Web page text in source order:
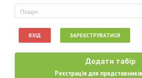
Пошукова форма
Пошук
ВХІД ЗАРЕЄСТРУВАТИСЯ
Додати табір
Реєстрація для